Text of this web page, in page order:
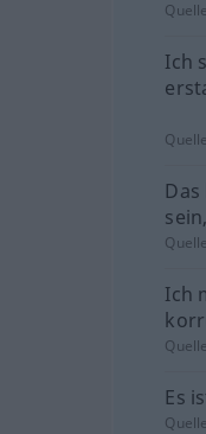
Ich
Ich
Es